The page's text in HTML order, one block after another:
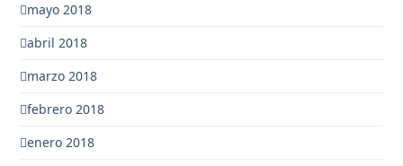
mayo 2018
abril 2018
marzo 2018
febrero 2018
enero 2018